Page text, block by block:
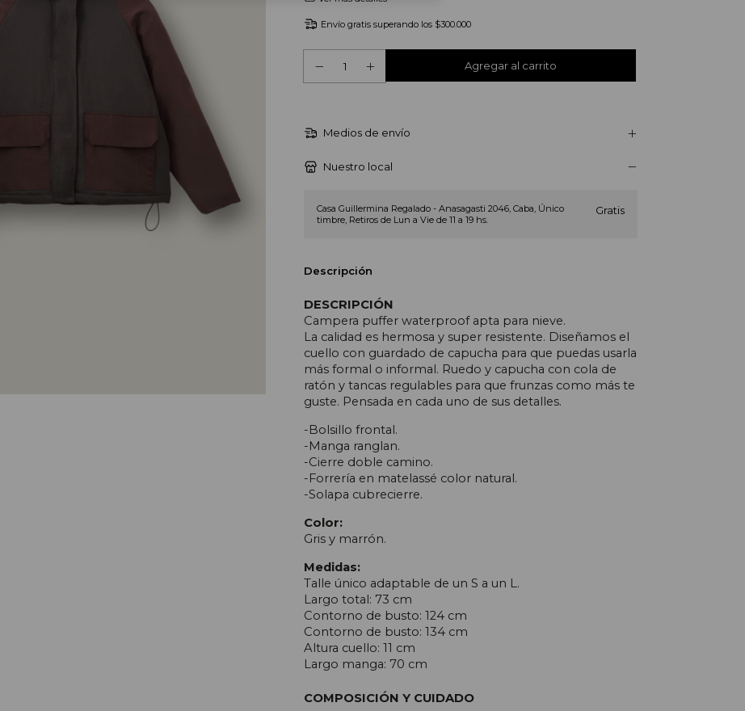
Envío gratis superando los $300.000
Medios de envío
Nuestro local
Casa Guillermina Regalado - Anasagasti 2046, Caba, Único
timbre, Retiros de Lun a Vie de 11 a 19 hs.
Gratis
Descripción
DESCRIPCIÓN
Campera puffer waterproof apta para nieve.
La calidad es hermosa y super resistente. Diseñamos el
cuello con guardado de capucha para que puedas usarla
más formal o informal. Ruedo y capucha con cola de
ratón y tancas regulables para que frunzas como más te
guste. Pensada en cada uno de sus detalles.
-Bolsillo frontal.
-Manga ranglan.
-Cierre doble camino.
-Forrería en matelassé color natural.
-Solapa cubrecierre.
Color:
Gris y marrón.
Medidas:
Talle único adaptable de un S a un L.
Largo total: 73 cm
Contorno de busto: 124 cm
Contorno de busto: 134 cm
Altura cuello: 11 cm
Largo manga: 70 cm
COMPOSICIÓN Y CUIDADO